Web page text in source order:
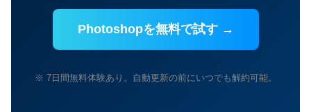
Photoshopを無料で試す →
※ 7日間無料体験あり。自動更新の前にいつでも解約可能。